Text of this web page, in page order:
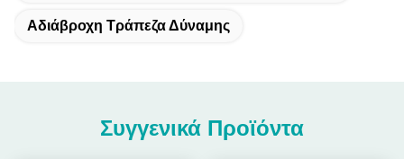
Αδιάβροχη Τράπεζα Δύναμης
Συγγενικά Προϊόντα